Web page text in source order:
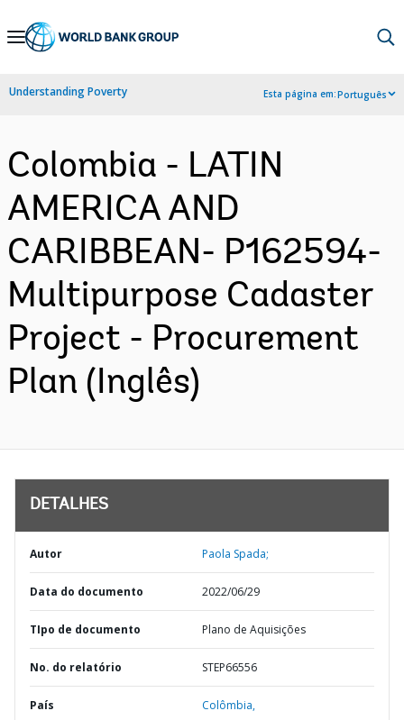
Skip
Navigation
Understanding Poverty Esta página em:Português
Colombia - LATIN
AMERICA AND
CARIBBEAN- P162594-
Multipurpose Cadaster
Project - Procurement
Plan (Inglês)
DETALHES
Autor Paola Spada;
Data do documento 2022/06/29
TIpo de documento Plano de Aquisições
No. do relatório STEP66556
País Colômbia,